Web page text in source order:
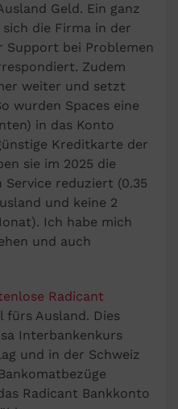
Geld. Ein ganz
die Firma in der
Support bei Problemen
Zudem
weiter und setzt
wurden Spaces eine
in das Konto
Kreditkarte der
sie im 2025 die
Service reduziert (0.35
und keine 2
Ich habe mich
und auch
Radicant
fürs Ausland. Dies
Interbankenkurs
und in der Schweiz
Radicant Bankkonto